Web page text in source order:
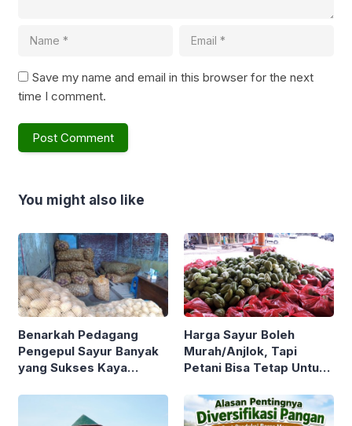
Save my name and email in this browser for the next
time I comment.
You might also like
Benarkah Pedagang
Pengepul Sayur Banyak
yang Sukses Kaya
Sebaliknya ? Yuk Simak
Ulasan Berikut !
Harga Sayur Boleh
Murah/Anjlok, Tapi
Petani Bisa Tetap Untung
dan Trik Berikut